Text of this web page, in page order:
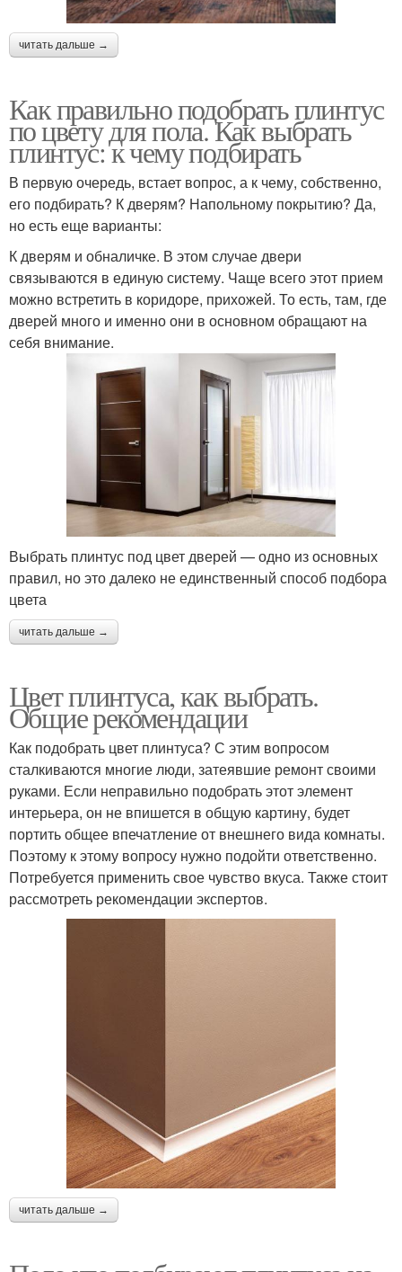
читать дальше →
Как правильно подобрать плинтус
по цвету для пола. Как выбрать
плинтус: к чему подбирать
В первую очередь, встает вопрос, а к чему, собственно,
его подбирать? К дверям? Напольному покрытию? Да,
но есть еще варианты:
К дверям и обналичке. В этом случае двери
связываются в единую систему. Чаще всего этот прием
можно встретить в коридоре, прихожей. То есть, там, где
дверей много и именно они в основном обращают на
себя внимание.
Выбрать плинтус под цвет дверей — одно из основных
правил, но это далеко не единственный способ подбора
цвета
читать дальше →
Цвет плинтуса, как выбрать.
Общие рекомендации
Как подобрать цвет плинтуса? С этим вопросом
сталкиваются многие люди, затеявшие ремонт своими
руками. Если неправильно подобрать этот элемент
интерьера, он не впишется в общую картину, будет
портить общее впечатление от внешнего вида комнаты.
Поэтому к этому вопросу нужно подойти ответственно.
Потребуется применить свое чувство вкуса. Также стоит
рассмотреть рекомендации экспертов.
читать дальше →